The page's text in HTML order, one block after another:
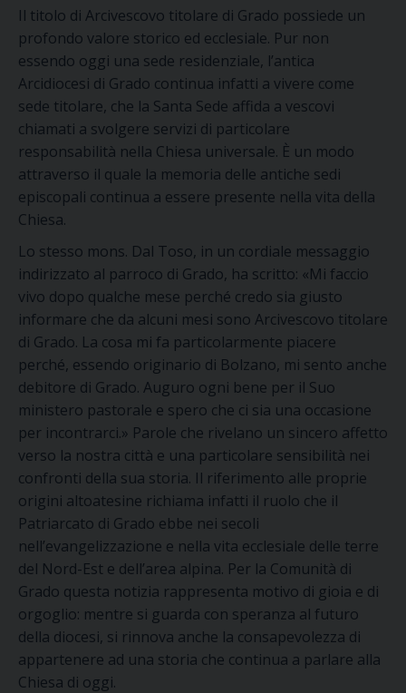
Il titolo di Arcivescovo titolare di Grado possiede un
profondo valore storico ed ecclesiale. Pur non
essendo oggi una sede residenziale, l’antica
Arcidiocesi di Grado continua infatti a vivere come
sede titolare, che la Santa Sede affida a vescovi
chiamati a svolgere servizi di particolare
responsabilità nella Chiesa universale. È un modo
attraverso il quale la memoria delle antiche sedi
episcopali continua a essere presente nella vita della
Chiesa.
Lo stesso mons. Dal Toso, in un cordiale messaggio
indirizzato al parroco di Grado, ha scritto: «Mi faccio
vivo dopo qualche mese perché credo sia giusto
informare che da alcuni mesi sono Arcivescovo titolare
di Grado. La cosa mi fa particolarmente piacere
perché, essendo originario di Bolzano, mi sento anche
debitore di Grado. Auguro ogni bene per il Suo
ministero pastorale e spero che ci sia una occasione
per incontrarci.» Parole che rivelano un sincero affetto
verso la nostra città e una particolare sensibilità nei
confronti della sua storia. Il riferimento alle proprie
origini altoatesine richiama infatti il ruolo che il
Patriarcato di Grado ebbe nei secoli
nell’evangelizzazione e nella vita ecclesiale delle terre
del Nord-Est e dell’area alpina. Per la Comunità di
Grado questa notizia rappresenta motivo di gioia e di
orgoglio: mentre si guarda con speranza al futuro
della diocesi, si rinnova anche la consapevolezza di
appartenere ad una storia che continua a parlare alla
Chiesa di oggi.